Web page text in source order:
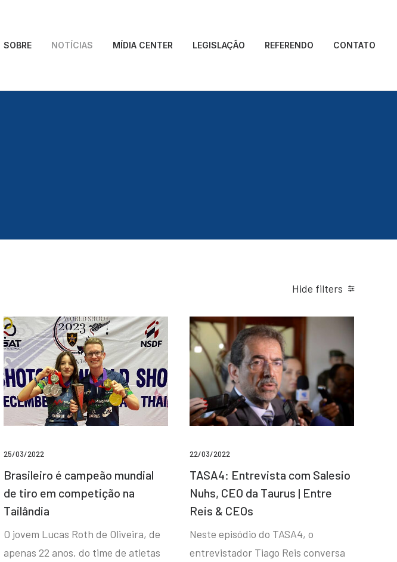
SOBRE NOTÍCIAS MÍDIA CENTER LEGISLAÇÃO REFERENDO CONTATO
Hide filters
25/03/2022
Brasileiro é campeão mundial
de tiro em competição na
Tailândia
O jovem Lucas Roth de Oliveira, de
apenas 22 anos, do time de atletas
22/03/2022
TASA4: Entrevista com Salesio
Nuhs, CEO da Taurus | Entre
Reis & CEOs
Neste episódio do TASA4, o
entrevistador Tiago Reis conversa